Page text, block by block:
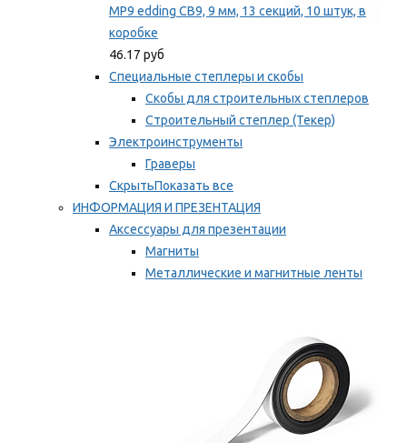
MP9 edding CB9, 9 мм, 13 секций, 10 штук, в
коробке
46.17 руб
Специальные степлеры и скобы
Скобы для строительных степлеров
Строительный степлер (Текер)
Электроинструменты
Граверы
СкрытьПоказать все
ИНФОРМАЦИЯ И ПРЕЗЕНТАЦИЯ
Аксессуары для презентации
Магниты
Металлические и магнитные ленты